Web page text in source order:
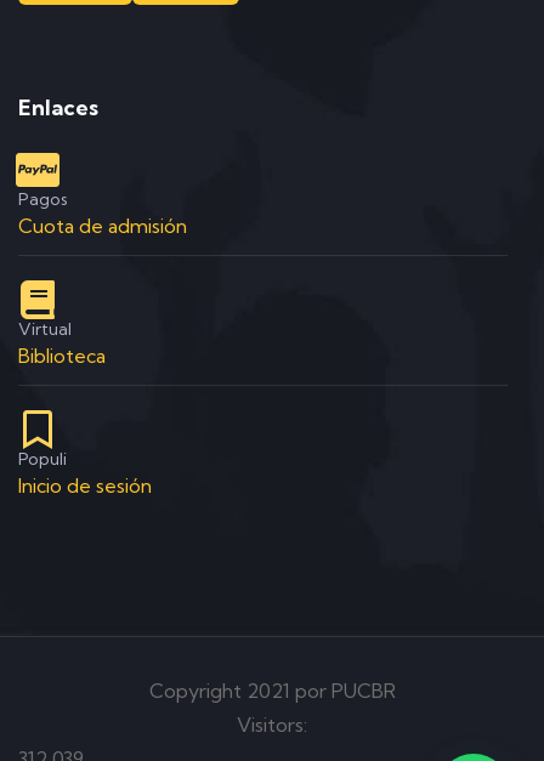
Enlaces
Pagos
Cuota de admisión
Virtual
Biblioteca
Populi
Inicio de sesión
Copyright 2021 por PUCBR
Visitors: